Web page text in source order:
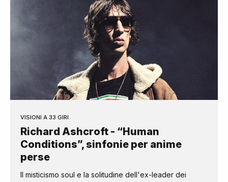
VISIONI A 33 GIRI
Richard Ashcroft - “Human
Conditions”, sinfonie per anime
perse
Il misticismo soul e la solitudine dell'ex-leader dei